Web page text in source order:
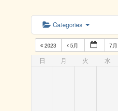
Categories
2023 5月 7月
日 月 火 水